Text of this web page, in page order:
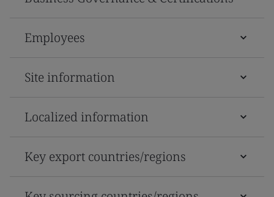
Employees
Site information
Localized information
Key export countries/regions